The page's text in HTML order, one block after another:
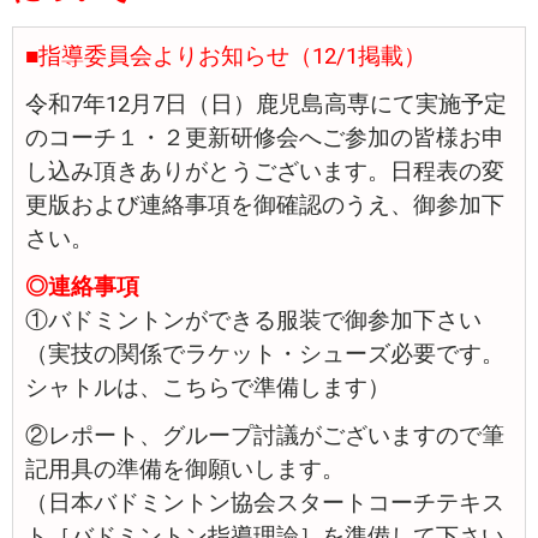
■指導委員会よりお知らせ（12/1掲載）
令和7年12月7日（日）鹿児島高専にて実施予定
のコーチ１・２更新研修会へご参加の皆様お申
し込み頂きありがとうございます。日程表の変
更版および連絡事項を御確認のうえ、御参加下
さい。
◎連絡事項
①バドミントンができる服装で御参加下さい
（実技の関係でラケット・シューズ必要です。
シャトルは、こちらで準備します）
②レポート、グループ討議がございますので筆
記用具の準備を御願いします。
（日本バドミントン協会スタートコーチテキス